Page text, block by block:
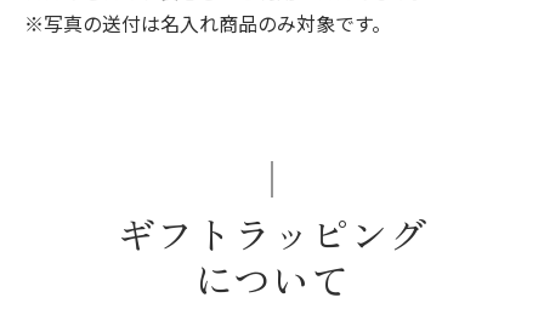
※写真の送付は名入れ商品のみ対象です。
ギフトラッピング
について